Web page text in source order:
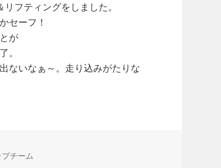
フティングをしました。
セーフ！
が
。
ないなぁ～。走り込みがたりな
チーム